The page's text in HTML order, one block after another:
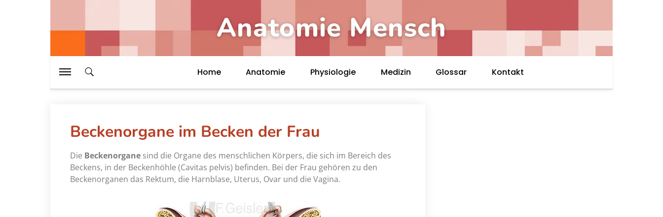
Anatomie Mensch
Home Anatomie Physiologie Medizin Glossar Kontakt
Beckenorgane im Becken der Frau
Die Beckenorgane sind die Organe des menschlichen Körpers, die sich im Bereich des
Beckens, in der Beckenhöhle (Cavitas pelvis) befinden. Bei der Frau gehören zu den
Beckenorganen das Rektum, die Harnblase, Uterus, Ovar und die Vagina.